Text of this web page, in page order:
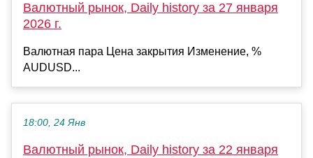
Валютный рынок, Daily history за 27 января
2026 г.
Валютная пара Цена закрытия Изменение, %
AUDUSD...
18:00, 24 Янв
Валютный рынок, Daily history за 22 января